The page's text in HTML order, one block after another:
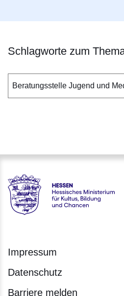
Schlagworte zum
Beratungsstelle Jugend und
Hessen - Digitale Schule Hessen
Impressum
Datenschutz
Barriere melden